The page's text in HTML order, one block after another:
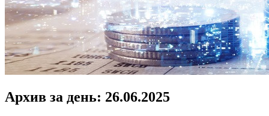
Архив за день: 26.06.2025